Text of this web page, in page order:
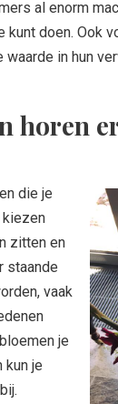
al enorm
doen. Ook
in hun
horen
die je
kiezen
zitten en
staande
vaak
je
kun je